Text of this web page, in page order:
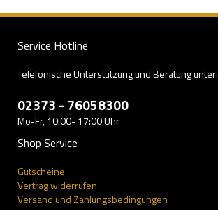
Service Hotline
Telefonische Unterstützung und Beratung unter:
02373 - 76058300
Mo-Fr, 10:00- 17:00 Uhr
Shop Service
Gutscheine
Vertrag widerrufen
Versand und Zahlungsbedingungen